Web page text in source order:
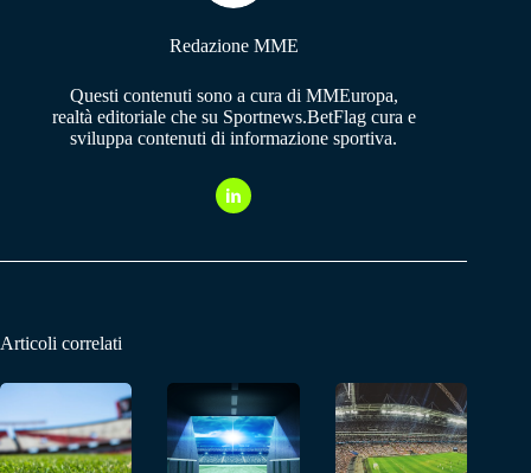
Redazione MME
Questi contenuti sono a cura di MMEuropa,
realtà editoriale che su Sportnews.BetFlag cura e
sviluppa contenuti di informazione sportiva.
Articoli correlati